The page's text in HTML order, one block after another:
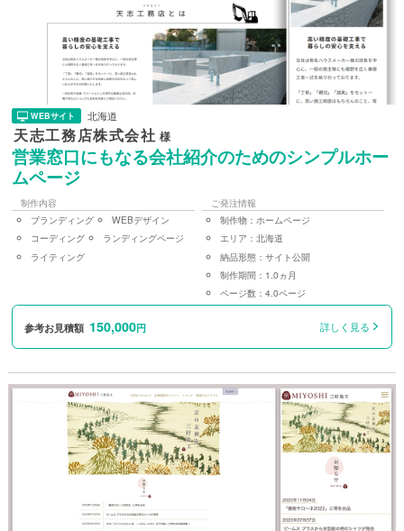
WEBサイト 北海道
天志工務店株式会社 様
営業窓口にもなる会社紹介のためのシンプルホー
ムページ
制作内容
ブランディング
WEBデザイン
コーディング
ランディングページ
ライティング
ご発注情報
制作物：ホームページ
エリア：北海道
納品形態：サイト公開
制作期間： 1.0ヵ月
ページ数：4.0ページ
参考お見積額 150,000円 詳しく見る